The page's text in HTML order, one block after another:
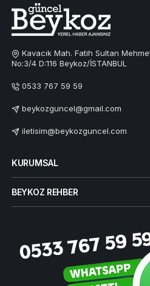
Kavacık Mah. Fatih Sultan
No:3/4 D:116 Beykoz/İSTANBUL
0533 767 59 59
beykozguncel@gmail.com
iletisim@beykozguncel.com
KURUMSAL
BEYKOZ REHBER